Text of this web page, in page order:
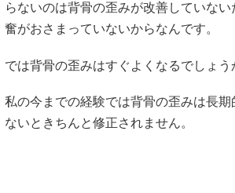
らないのは背骨の歪みが改善していな
奮がおさまっていないからなんです。
では背骨の歪みはすぐよくなるでしょう
私の今までの経験では背骨の歪みは長
ないときちんと修正されません。